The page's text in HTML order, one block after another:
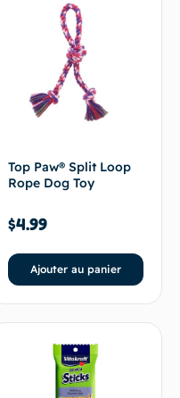
Top Paw® Split Loop
Rope Dog Toy
$4.99
Ajouter au panier